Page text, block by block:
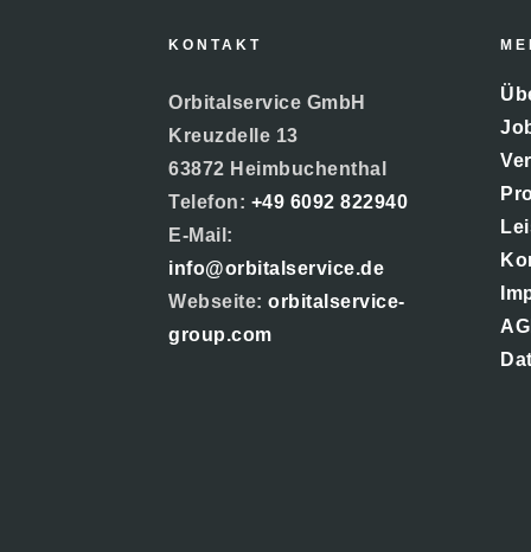
KONTAKT
Orbitalservice GmbH
Kreuzdelle 13
63872 Heimbuchenthal
Telefon: +49 6092 822940
E-Mail:
info@orbitalservice.de
Webseite:orbitalservice-
group.com